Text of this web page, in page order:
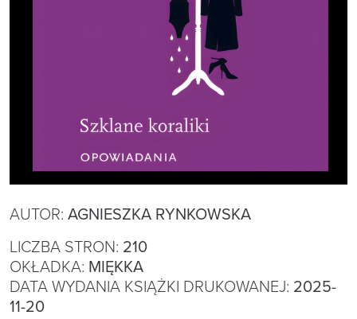
AUTOR: AGNIESZKA RYNKOWSKA
LICZBA STRON: 210
OKŁADKA: MIĘKKA
DATA WYDANIA KSIĄŻKI DRUKOWANEJ: 2025-
11-20